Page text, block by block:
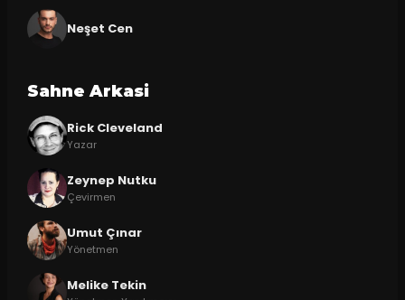
Neşet Cen
Sahne Arkasi
Rick Cleveland
Yazar
Zeynep Nutku
Çevirmen
Umut Çınar
Yönetmen
Melike Tekin